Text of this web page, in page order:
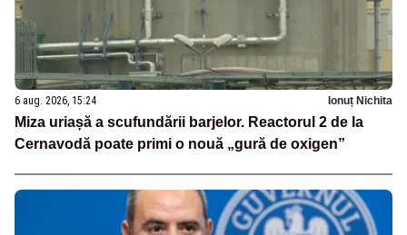
6 aug. 2026, 15:24 Ionuț Nichita
Miza uriașă a scufundării barjelor. Reactorul 2 de la
Cernavodă poate primi o nouă „gură de oxigen”